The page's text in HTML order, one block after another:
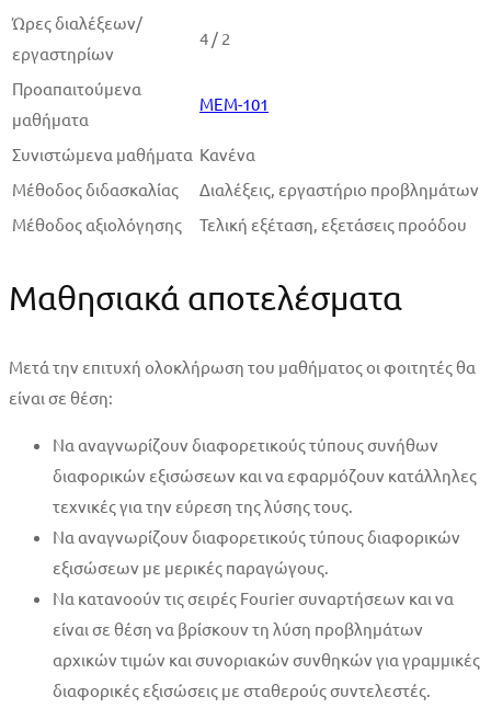
Ώρες διαλέξεων/
εργαστηρίων
4 / 2
Προαπαιτού­μενα
μαθήματα
MEM-101
Συνιστώμενα μαθήματα Κανένα
Μέθοδος διδασκαλίας
Διαλέξεις, εργαστήριο προβλημάτων
Μέθοδος αξιολόγησης
Τελική εξέταση, εξετάσεις προόδου
Μαθησιακά αποτελέσματα
Μετά την επιτυχή ολοκλήρωση του μαθήματος οι φοιτητές θα
είναι σε θέση:
Να αναγνωρίζουν διαφορετικούς τύπους συνήθων
διαφορικών εξισώσεων και να εφαρμόζουν κατάλληλες
τεχνικές για την εύρεση της λύσης τους.
Να αναγνωρίζουν διαφορετικούς τύπους διαφορικών
εξισώσεων με μερικές παραγώγους.
Να κατανοούν τις σειρές Fourier συναρτήσεων και να
είναι σε θέση να βρίσκουν τη λύση προβλημάτων
αρχικών τιμών και συνοριακών συνθηκών για γραμμικές
διαφορικές εξισώσεις με σταθερούς συντελεστές.